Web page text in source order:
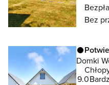
Bez
Domki
9.0